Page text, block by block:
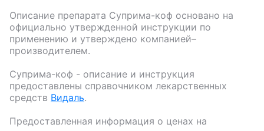
Описание препарата Суприма-коф основано на
официально утвержденной инструкции по
применению и утверждено компанией–
производителем.
Суприма-коф - описание и инструкция
предоставлены справочником лекарственных
средств Видаль.
Предоставленная информация о ценах на